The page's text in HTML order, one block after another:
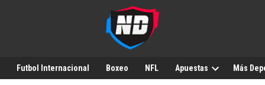
Futbol Internacional Boxeo NFL Apuestas Más